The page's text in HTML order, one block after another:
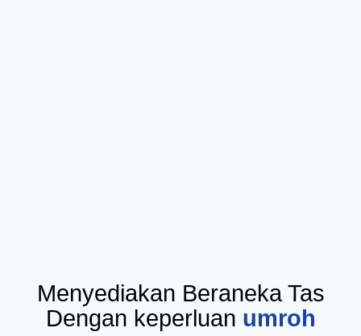
Menyediakan Beraneka Tas
Dengan keperluan seminar